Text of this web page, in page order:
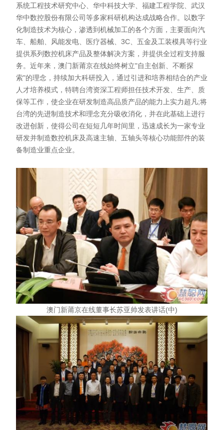
系统工程技术研究中心、华中科技大学、福建工程学院、武汉
华中数控股份有限公司等多家科研机构达成战略合作。以数字
化制造技术为核心，渗透到机械加工的各个方面，主要面向汽
车、船舶、风能发电、医疗器械、3C、五金及工装模具等行业
提供系列数控机床产品及整体解决方案，并提供全过程支持服
务。近年来，澳门新莆京在线始终树立"自主创新、不断探
索"的理念，持续加大科研投入，通过引进和培养相结合的产业
人才培养模式，特聘台湾资深工程师担任技术开发、生产、质
保等工作，使企业在研发制造高品质产品的能力上实力超凡;将
台湾的先进制造技术和理念充分吸收消化，并在此基础上进行
改进创新，使得公司在短短几年时间里，迅速成长为一家专业
研发并制造数控机床及高速主轴、五轴头等核心功能部件的装
备制造业重点企业。
澳门新莆京在线董事长苏亚帅发表讲话(中)